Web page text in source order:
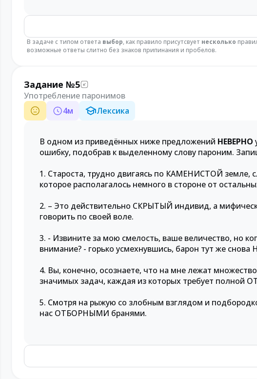
В задаче с типом ответа выбор, как правило присутсвует несколько
возможные ответы слитно без знаков припинания и пробелов.
Задание №5
Употребление паронимов
4м Лексика
В одном из приведённых ниже предложений НЕВЕРНО
ошибку, подобрав к выделенному слову пароним.
1. Староста, трудно двигаясь по КАМЕНИСТОЙ земле,
которое располагалось немного в стороне от
2. – Это действительно СКРЫТЫЙ индивид, а
говорить по своей воле.
3. - Извините за мою смелость, ваше величество, но
внимание? - горько усмехнувшись, барон тут же
4. Вы, конечно, осознаете, что на мне лежат
значимых задач, каждая из которых требует полной
5. Смотря на рыжую со злобным взглядом и
нас ОТБОРНЫМИ бранями.